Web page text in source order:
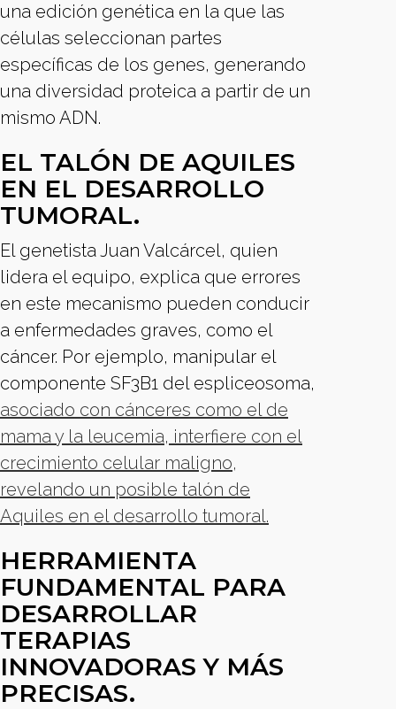
una edición genética en la que las
células seleccionan partes
específicas de los genes, generando
una diversidad proteica a partir de un
mismo ADN.
EL TALÓN DE AQUILES
EN EL DESARROLLO
TUMORAL.
El genetista Juan Valcárcel, quien
lidera el equipo, explica que errores
en este mecanismo pueden conducir
a enfermedades graves, como el
cáncer. Por ejemplo, manipular el
componente SF3B1 del espliceosoma,
asociado con cánceres como el de
mama y la leucemia, interfiere con el
crecimiento celular maligno,
revelando un posible talón de
Aquiles en el desarrollo tumoral.
HERRAMIENTA
FUNDAMENTAL PARA
DESARROLLAR
TERAPIAS
INNOVADORAS Y MÁS
PRECISAS.